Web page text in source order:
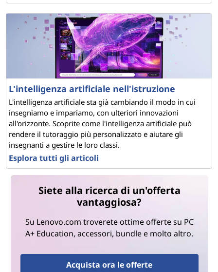
L'intelligenza artificiale nell'istruzione
L'intelligenza artificiale sta già cambiando il modo in cui
insegniamo e impariamo, con ulteriori innovazioni
all'orizzonte. Scoprite come l'intelligenza artificiale può
rendere il tutoraggio più personalizzato e aiutare gli
insegnanti a gestire le loro classi.
Esplora tutti gli articoli
Siete alla ricerca di un'offerta
vantaggiosa?
Su Lenovo.com troverete ottime offerte su PC
A+ Education, accessori, bundle e molto altro.
Acquista ora le offerte